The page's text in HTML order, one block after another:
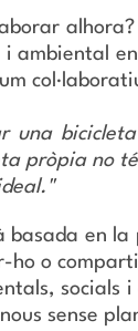
una
pròpia no
basada en
ho o
socials
sense